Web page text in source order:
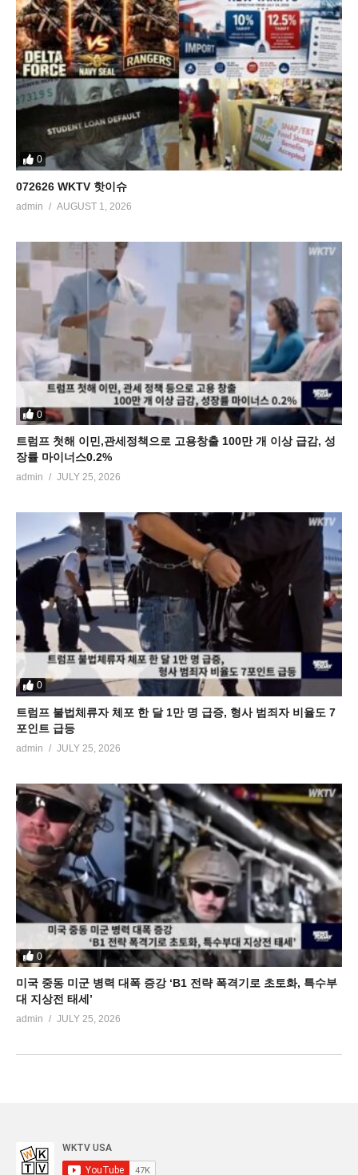
0
072626 WKTV 핫이슈
admin AUGUST 1, 2026
0
트럼프 첫해 이민,관세정책으로 고용창출 100만 개 이상 급감, 성
장률 마이너스0.2%
admin JULY 25, 2026
0
트럼프 불법체류자 체포 한 달 1만 명 급증, 형사 범죄자 비율도 7
포인트 급등
admin JULY 25, 2026
0
미국 중동 미군 병력 대폭 증강 ‘B1 전략 폭격기로 초토화, 특수부
대 지상전 태세’
admin JULY 25, 2026